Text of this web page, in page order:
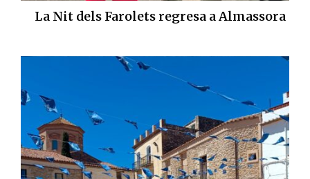
La Nit dels Farolets regresa a Almassora